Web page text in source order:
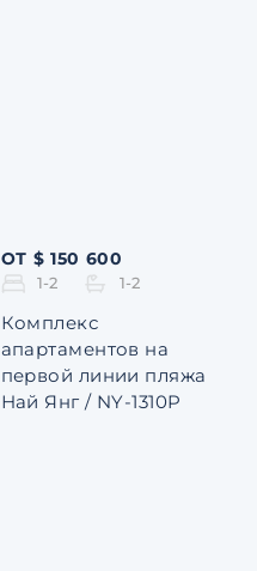
ОТ $ 150 600
1-2 1-2
Комплекс
апартаментов на
первой линии пляжа
Най Янг / NY-1310P